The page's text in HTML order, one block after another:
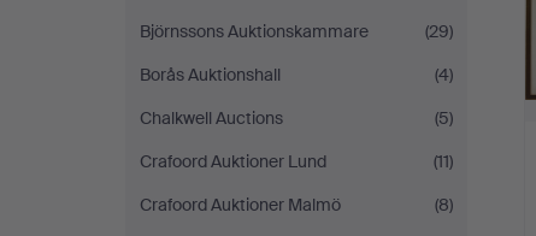
Björnssons Auktionskammare
(29)
Borås Auktionshall
(4)
Chalkwell Auctions
(5)
Crafoord Auktioner Lund
(11)
Crafoord Auktioner Malmö
(8)